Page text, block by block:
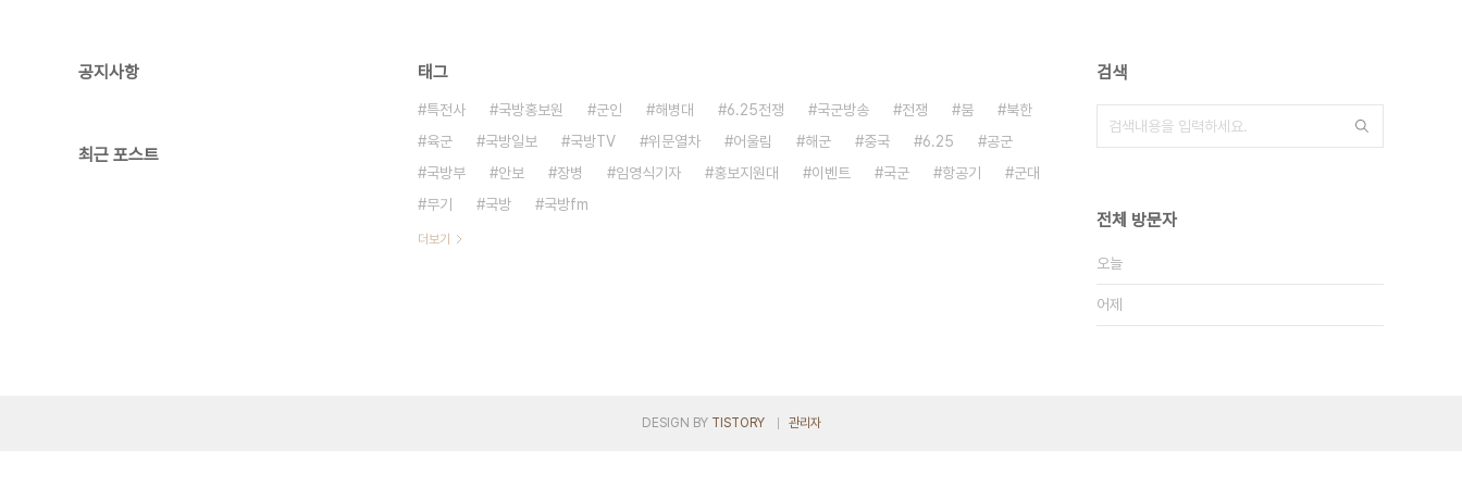
공지사항
최근 포스트
태그
특전사 국방홍보원 군인 해병대 6.25전쟁 국군방송 전쟁 붐
북한
육군
국방일보 국방TV 위문열차 어울림 해군 중국 6.25
공군
국방부
안보 장병 임영식기자 홍보지원대 이벤트 국군 항공기
군대
무기
국방 국방fm
더보기
검색
전체 방문자
오늘
어제
DESIGN BY TISTORY 관리자